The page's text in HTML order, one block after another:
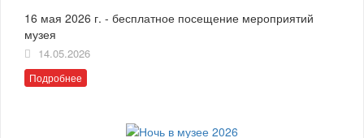
16 мая 2026 г. - бесплатное посещение мероприятий
музея
14.05.2026
Подробнее